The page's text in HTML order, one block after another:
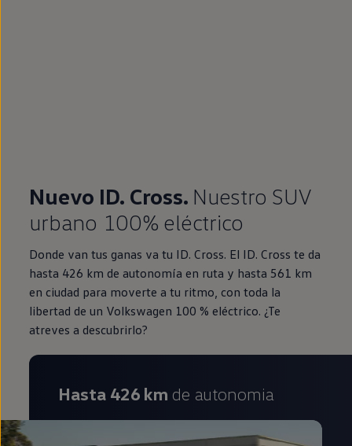
Nuevo ID. Cross. Nuestro SUV
urbano 100% eléctrico
Donde van tus ganas va tu ID. Cross. El ID. Cross te da
hasta 426 km de autonomía en ruta y hasta 561 km
en ciudad para moverte a tu ritmo, con toda la
libertad de un Volkswagen 100 % eléctrico. ¿Te
atreves a descubrirlo?
Hasta 426 km de autonomia